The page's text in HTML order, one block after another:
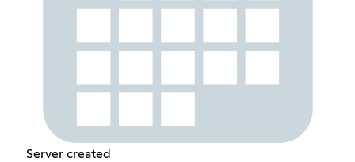
Server created